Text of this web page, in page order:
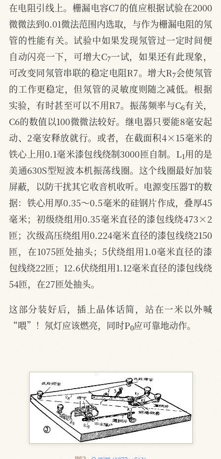
在电阻引线上。栅漏电容C7的值应根据试验在2000
微微法到0.01微法范围内选取，与作为栅漏电阻的氖
管的性能有关。试验中如果发现氖管过一定时间便
自动闪亮一下，可增大C7一试，如果还有此现象，
可改变同氖管串联的稳定电阻R7。增大R7会使氖管
的工作更稳定，但氖管的灵敏度则随之减低。根据
实验，有时甚至可以不用R7。振荡频率与C6有关，
C6的数值以100微微法较好。继电器只要能8毫安起
动、2毫安释放就行。或者，在截面积4×15毫米的
铁心上用0.1毫米漆包线绕制3000匝自制。L1 用的是
美通630S型短波本机振荡线圈。这个线圈最好加装
屏蔽，以防干扰其它收音机收听。电源变压器T的数
据：铁心用厚0.35～0.5毫米的硅钢片作成，叠厚45
毫米；初级绕组用0.35毫米直径的漆包线绕473×2
匝；次级高压绕组用0.224毫米直径的漆包线绕2150
匝，在1075匝处抽头；5伏绕组用1.0毫米直径的漆
包线绕22匝；12.6伏绕组用1.12毫米直径的漆包线绕
54匝，在27匝处抽头。
这部分装好后，插上晶体话简，站在一米以外喊
“喂”！氖灯应该燃亮，同时P0应可靠地动作。